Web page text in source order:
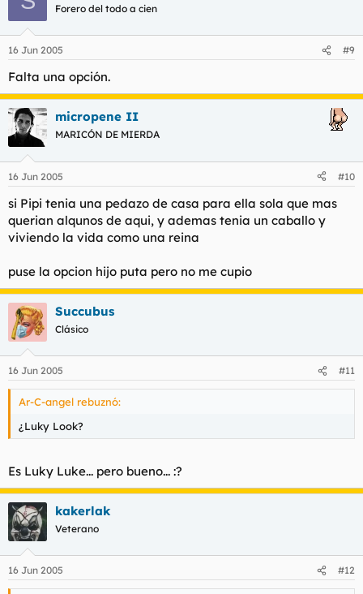
Forero del todo a cien
16 Jun 2005 #9
Falta una opción.
micropene II
MARICÓN DE MIERDA
16 Jun 2005 #10
si Pipi tenia una pedazo de casa para ella sola que mas
querian alqunos de aqui, y ademas tenia un caballo y
viviendo la vida como una reina
puse la opcion hijo puta pero no me cupio
Succubus
Clásico
16 Jun 2005 #11
Ar-C-angel rebuznó:
¿Luky Look?
Es Luky Luke... pero bueno... :?
kakerlak
Veterano
16 Jun 2005 #12